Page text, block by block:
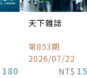
180
天下雜誌
第853期
2026/07/22
NT$